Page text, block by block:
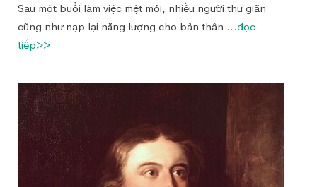
Sau một buổi làm việc mệt mỏi, nhiều người thư giãn
cũng như nạp lại năng lượng cho bản thân ...đọc
tiếp>>